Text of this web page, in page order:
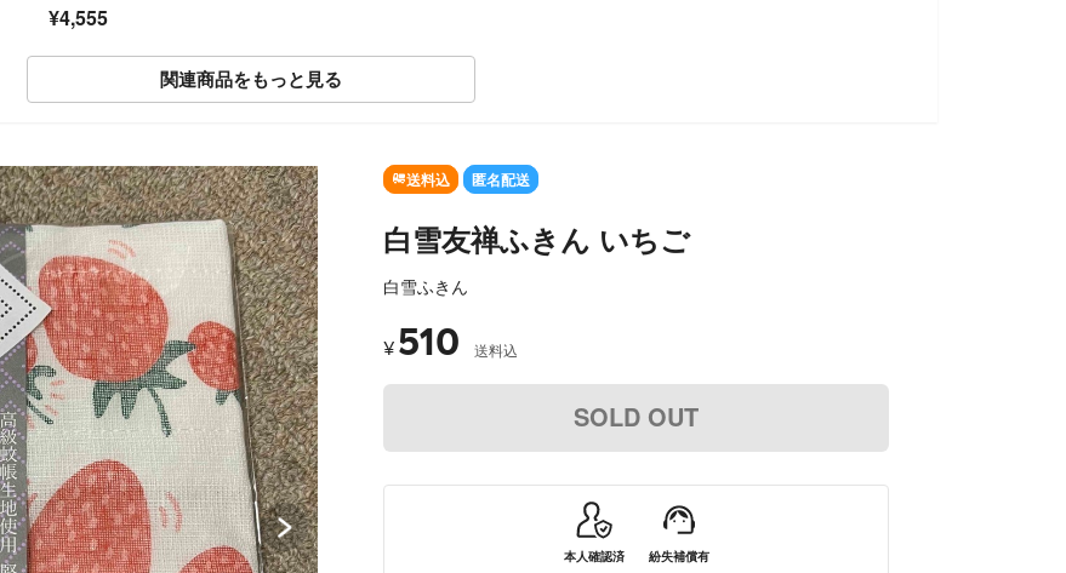
¥4,555
関連商品をもっと見る
SOLD OUT
送料込 匿名配送
白雪友禅ふきん いちご
白雪ふきん
¥ 510 送料込
SOLD OUT
本人確認済 紛失補償有